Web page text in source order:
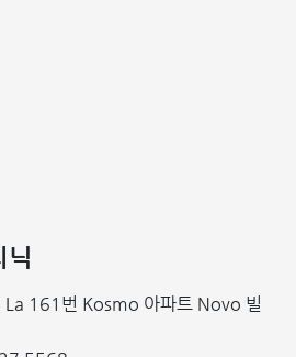
닉
161번 Kosmo 아파트 Novo 빌